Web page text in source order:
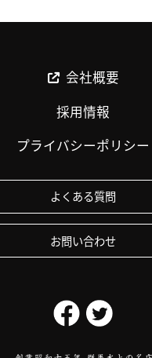
会社概要
採用情報
プライバシーポリシー
よくある質問
お問い合わせ